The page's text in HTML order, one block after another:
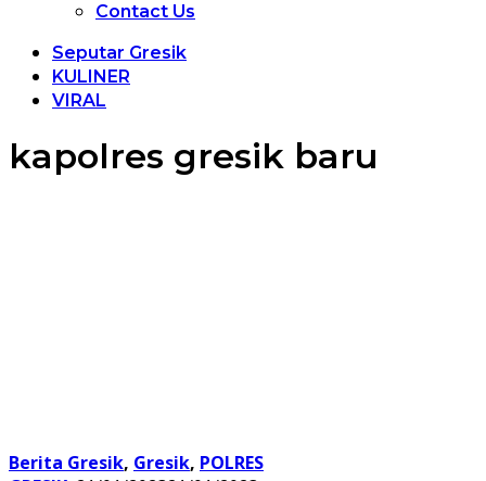
Contact Us
Seputar Gresik
KULINER
VIRAL
kapolres gresik baru
Berita Gresik, Gresik, POLRES